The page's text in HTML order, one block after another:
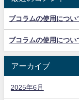
ブコラムの使用につい
ブコラムの使用につい
アーカイブ
2025年6月